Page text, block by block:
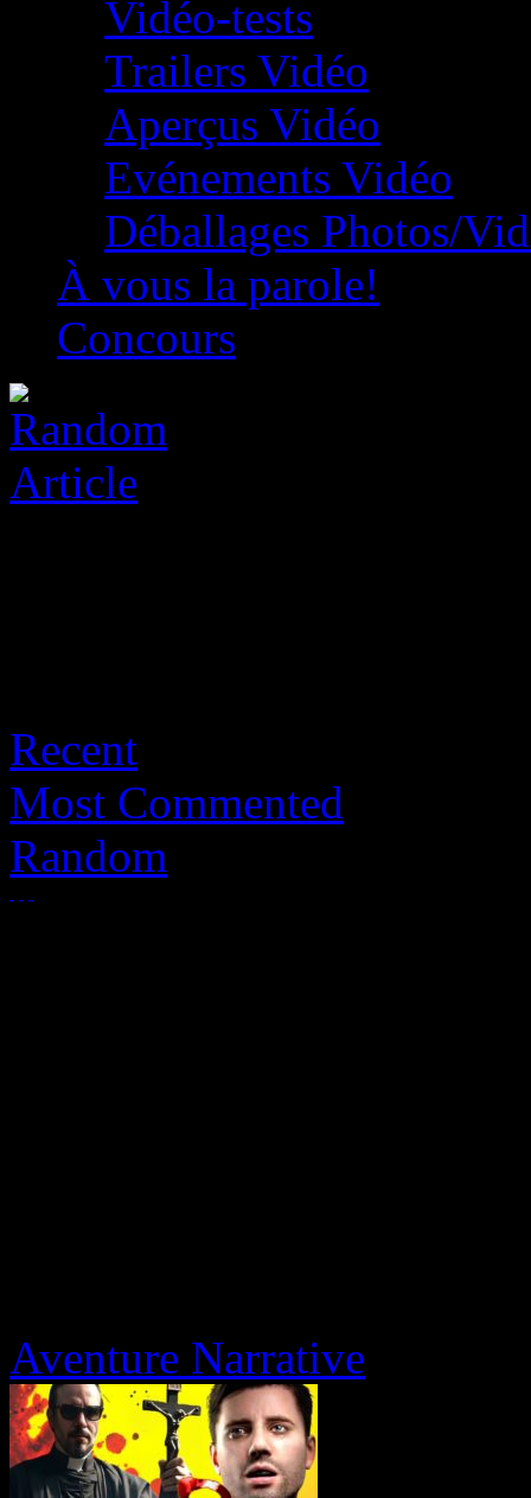
Vidéo-tests
Trailers Vidéo
Aperçus Vidéo
Evénements Vidéo
Déballages Photos/
À vous la parole!
Concours
Recent
Most Commented
Random
Aventure Narrative